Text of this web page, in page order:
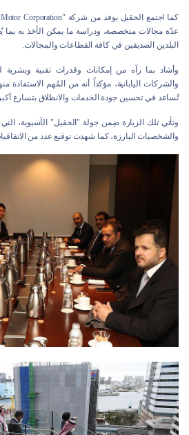
عدّة مجالات متخصصة، ودراسة ما يمكن الأخذ به بما
البلدين الصديقين في كافة القطاعات والمجالات.
وأشاد بما رآه من إمكانات وقدرات تقنية وبشرية
والشركات اليابانية، مؤكداً أنه من المُهم الاستفادة
تُساعد في تحسين جودة الخدمات والانطلاق بتسارع
وتأتي تلك الزيارة ضِمن جولة "الحقيل" الآسيوية،
والشخصيات البارزة، كما شهدت توقيع عدد من